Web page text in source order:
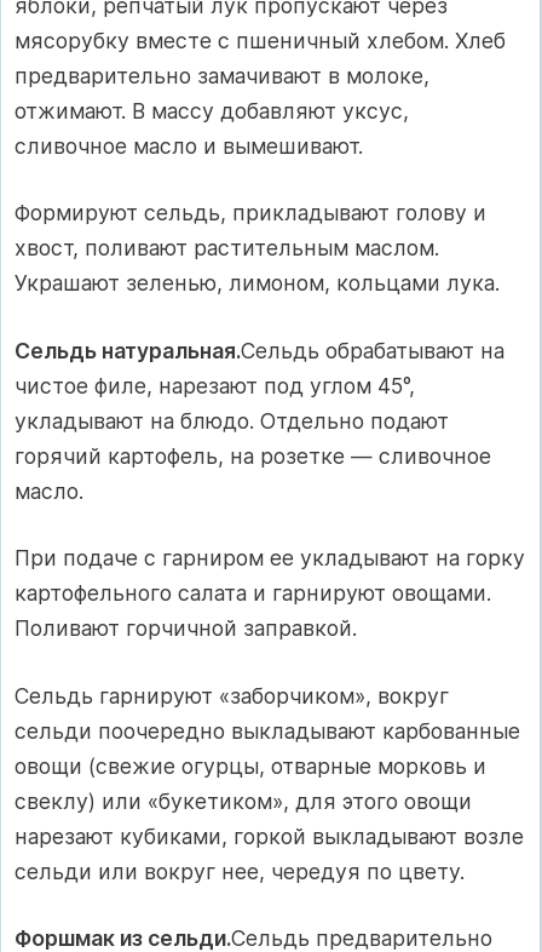
яблоки, репчатый лук пропускают через
мясорубку вместе с пшеничный хлебом. Хлеб
предварительно замачивают в молоке,
отжимают. В массу добавляют уксус,
сливочное масло и вымешивают.
Формируют сельдь, прикладывают голову и
хвост, поливают растительным маслом.
Украшают зеленью, лимоном, кольцами лука.
Сельдь натуральная.Сельдь обрабатывают на
чистое филе, нарезают под углом 45°,
укладывают на блюдо. Отдельно подают
горячий картофель, на розетке — сливочное
масло.
При подаче с гарниром ее укладывают на горку
картофельного салата и гарнируют овощами.
Поливают горчичной заправкой.
Сельдь гарнируют «заборчиком», вокруг
сельди поочередно выкладывают карбованные
овощи (свежие огурцы, отварные морковь и
свеклу) или «букетиком», для этого овощи
нарезают кубиками, горкой выкладывают возле
сельди или вокруг нее, чередуя по цвету.
Форшмак из сельди.Сельдь предварительно